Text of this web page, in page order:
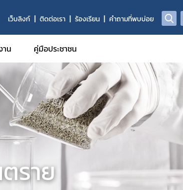
เว็บลิงก์ ติดต่อเรา ร้องเรียน คำถามที่พบบ่อย
น คู่มือประชาชน
ราย